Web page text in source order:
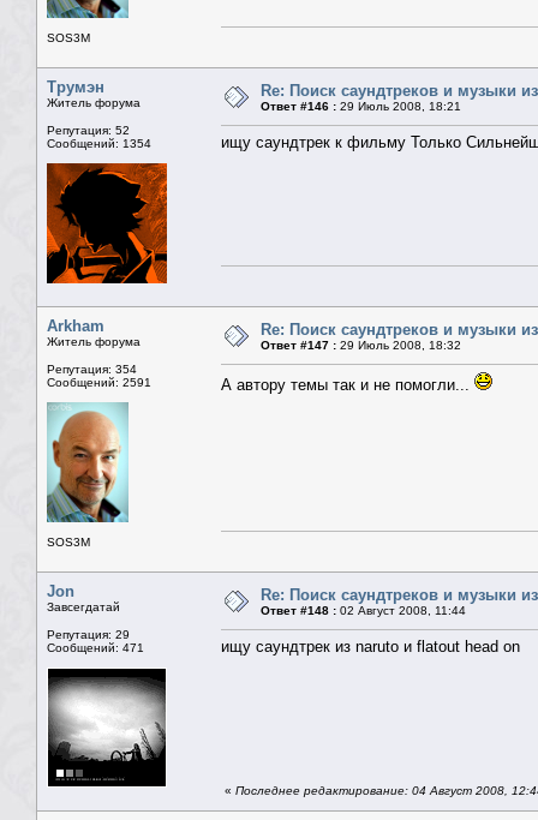
SOS3M
Трумэн
Житель форума
Репутация: 52
Сообщений: 1354
Re: Поиск саундтреков и музыки
Ответ #146 : 29 Июль 2008, 18:21
ищу саундтрек к фильму Только
Arkham
Житель форума
Репутация: 354
Сообщений: 2591
SOS3M
Re: Поиск саундтреков и музыки
Ответ #147 : 29 Июль 2008, 18:32
А автору темы так и не помогли...
Jon
Завсегдатай
Репутация: 29
Сообщений: 471
Re: Поиск саундтреков и музыки
Ответ #148 : 02 Август 2008, 11:44
ищу саундтрек из naruto и flatout head on
« Последнее редактирование: 04 Август 2008,